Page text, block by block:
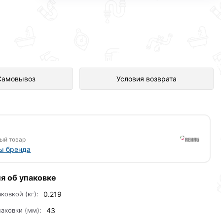
Условия возврата
в интернет-магазине
товар
бренда
об упаковке
(кг): 0.219
(мм): 43